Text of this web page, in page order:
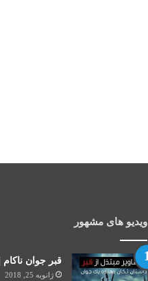
ویدیو های مشهور
قبر جوان
ژانویه 25, 2018